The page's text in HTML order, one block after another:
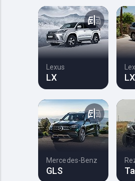
Lexus
LX LX
Mercedes-Benz
GLS